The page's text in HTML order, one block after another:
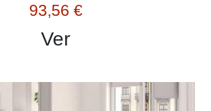
93,56 €
Ver